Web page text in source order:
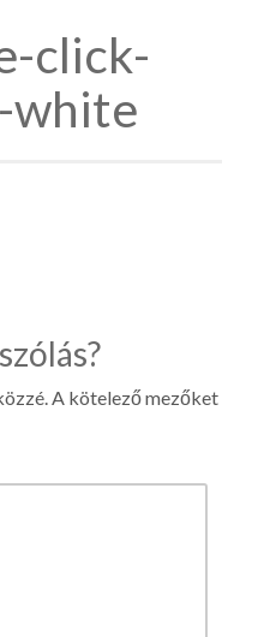
click-
white
A kötelező mezőket